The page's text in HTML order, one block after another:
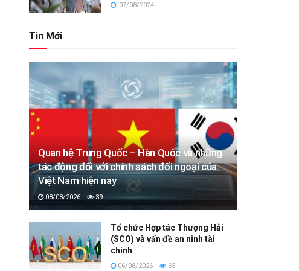
07/08/2024
Tin Mới
Quan hệ Trung Quốc – Hàn Quốc và những
tác động đối với chính sách đối ngoại của
Việt Nam hiện nay
08/08/2026 39
Tổ chức Hợp tác Thượng Hải
(SCO) và vấn đề an ninh tài
chính
06/08/2026 65